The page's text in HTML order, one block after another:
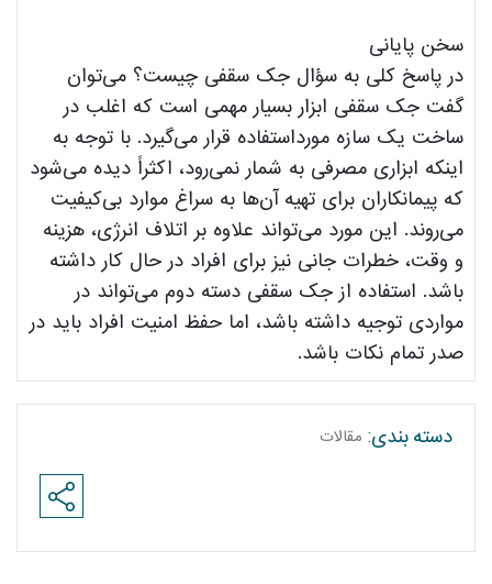
سخن پایانی
در پاسخ کلی به سؤال جک سقفی چیست؟ می‌توان
گفت جک سقفی ابزار بسیار مهمی است که اغلب در
ساخت یک سازه مورداستفاده قرار می‌گیرد. با توجه به
اینکه ابزاری مصرفی به شمار نمی‌رود، اکثراً دیده می‌شود
که پیمانکاران برای تهیه آن‌ها به سراغ موارد بی‌کیفیت
می‌روند. این مورد می‌تواند علاوه بر اتلاف انرژی، هزینه
و وقت، خطرات جانی نیز برای افراد در حال کار داشته
باشد. استفاده از جک سقفی دسته دوم می‌تواند در
مواردی توجیه داشته باشد، اما حفظ امنیت افراد باید در
صدر تمام نکات باشد.
دسته بندی: مقالات